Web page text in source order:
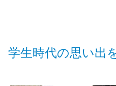
学生時代の思い出